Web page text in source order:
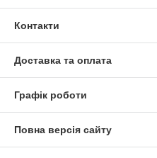
Контакти
Доставка та оплата
Графік роботи
Повна версія сайту